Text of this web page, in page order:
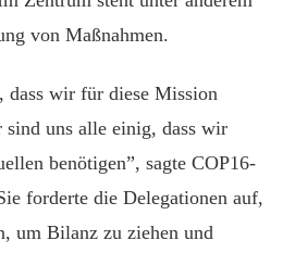
von Maßnahmen.
dass wir für diese Mission
uns alle einig, dass wir
benötigen”, sagte COP16-
forderte die Delegationen auf,
um Bilanz zu ziehen und